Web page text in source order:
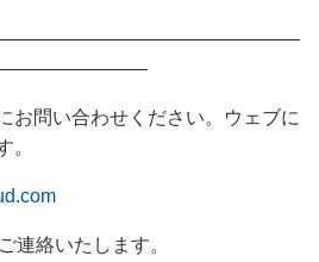
お問い合わせください。ウェブに
。
連絡いたします。